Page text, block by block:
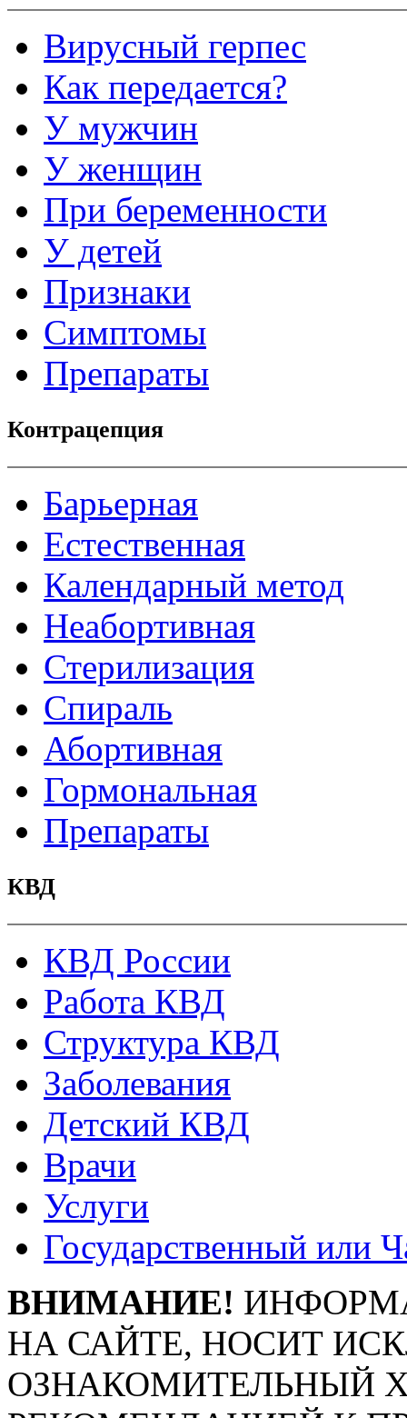
Вирусный герпес
Как передается?
У мужчин
У женщин
При беременности
У детей
Признаки
Симптомы
Препараты
Контрацепция
Барьерная
Естественная
Календарный метод
Неабортивная
Стерилизация
Спираль
Абортивная
Гормональная
Препараты
КВД
КВД России
Работа КВД
Структура КВД
Заболевания
Детский КВД
Врачи
Услуги
Государственный или
ВНИМАНИЕ!
НА САЙТЕ, НОСИТ
ОЗНАКОМИТЕЛЬНЫЙ